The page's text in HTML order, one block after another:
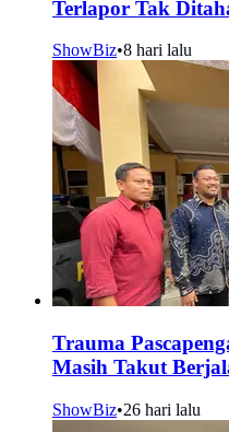
Terlapor Tak
ShowBiz•8 hari lalu
Trauma
Masih Takut
ShowBiz•26 hari lalu